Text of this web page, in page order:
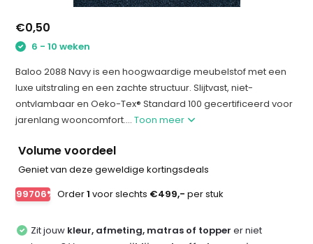
€0,50
6 - 10 weken
Baloo 2088 Navy is een hoogwaardige meubelstof met een
luxe uitstraling en een zachte structuur. Slijtvast, niet-
ontvlambaar en Oeko-Tex® Standard 100 gecertificeerd voor
jarenlang wooncomfort....Toon meer
Volume voordeel
Geniet van deze geweldige kortingsdeals
-99706% Order1 voor slechts €499,- per stuk
Zit jouw kleur, afmeting, matras of topper er niet